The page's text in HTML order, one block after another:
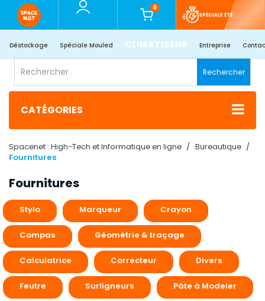
0
SPÉCIALE ÉTÉ
Déstockage Spéciale Mouled CLIMATISEUR Entreprise
Rechercher
CATÉGORIES
Spacenet : High-Tech et Informatique en ligne
Bureautique
Fournitures
Fournitures
Stylo Marqueur Crayon
Compas Géométrie & traçage
Calculatrice Correcteur Divers
Feutre Surligneurs Pâte à Modeler